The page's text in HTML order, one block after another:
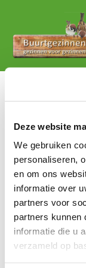
Deze website
We gebruiken
personaliseren,
en om ons
informatie over
partners voor
partners kunnen
informatie die u
verzameld op
Zoeken